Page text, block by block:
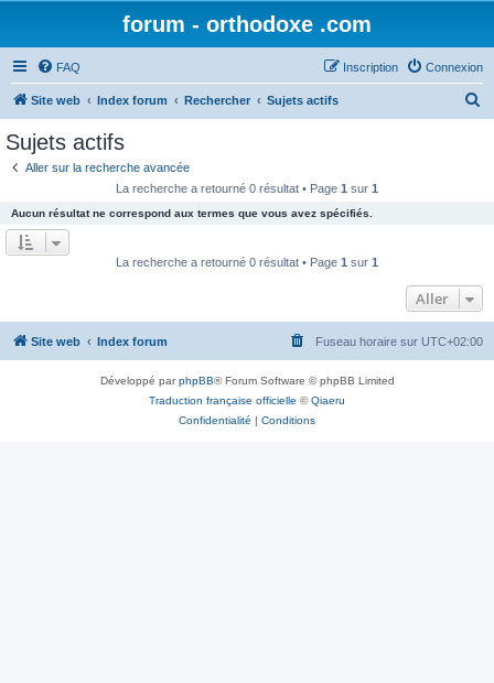
forum - orthodoxe .com
FAQ Connexion
Inscription
Site web Index forum Rechercher Sujets actifs
e
r
Sujets actifs
Aller sur la recherche avancée
La recherche a retourné 0 résultat • Page 1 sur 1
Aucun résultat ne correspond aux termes que vous avez spécifiés.
La recherche a retourné 0 résultat • Page 1 sur 1
Aller
Site web Index forum Fuseau horaire sur UTC+02:00
Développé parphpBB® Forum Software © phpBB Limited
Traduction française officielle ©Qiaeru
Confidentialité | Conditions